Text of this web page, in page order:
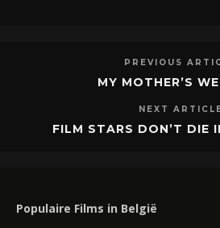
PREVIOUS
MY MOTHER’S
NEXT
FILM STARS DON’T DIE
Populaire Films in België